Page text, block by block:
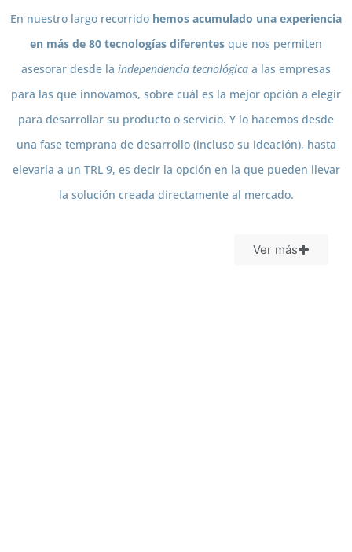
En nuestro largo recorrido hemos acumulado una experiencia
en más de 80 tecnologías diferentes que nos permiten
asesorar desde la independencia tecnológica a las empresas
para las que innovamos, sobre cuál es la mejor opción a elegir
para desarrollar su producto o servicio. Y lo hacemos desde
una fase temprana de desarrollo (incluso su ideación), hasta
elevarla a un TRL 9, es decir la opción en la que pueden llevar
la solución creada directamente al mercado.
Ver más